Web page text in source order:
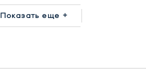
Показать еще +